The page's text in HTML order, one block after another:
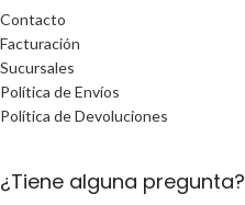
Contacto
Facturación
Sucursales
Política de Envíos
Política de Devoluciones
¿Tiene alguna pregunta?